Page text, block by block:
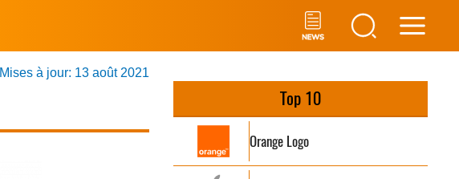
Mises à jour: 13 août 2021
Top 10
Orange Logo